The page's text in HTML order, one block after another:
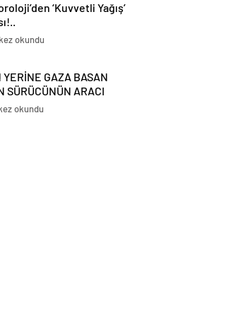
‘Kuvvetli Yağış’
okundu
YERİNE GAZA BASAN
SÜRÜCÜNÜN ARACI
ASILI KALDI
okundu